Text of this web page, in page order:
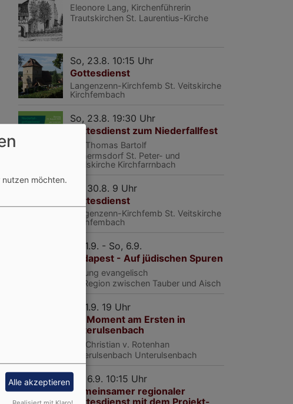
Eleonore Lang, Kirchenführerin
Trautskirchen St. Laurentius-Kirche
So, 23.8. 10:15 Uhr
Gottesdienst
Langenzenn-Kirchfemb St. Veitskirche
Kirchfembach
So, 23.8. 19:30 Uhr
Gottesdienst zum Niederfallfest
Pfr. Thomas Bartolf
Wilhermsdorf St. Peter- und
Paulskirche Kirchfarrnbach
So, 30.8. 9 Uhr
Gottesdienst
Langenzenn-Kirchfemb St. Veitskirche
Kirchfembach
Di, 1.9. - So, 6.9.
Budapest - Auf jüdischen Spuren
Bildung evangelisch
Region zwischen Tauber und Aisch
Di, 1.9. 19 Uhr
Ein Moment am Ersten in
Unterulsenbach
Pfr. Christian v. Rotenhan
Unterulsenbach Unterulsenbach
So, 6.9. 10:15 Uhr
Gemeinsamer regionaler
möchten.
Alle akzeptieren